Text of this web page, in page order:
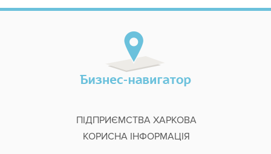
ПІДПРИЄМСТВА ХАРКОВА
КОРИСНА ІНФОРМАЦІЯ